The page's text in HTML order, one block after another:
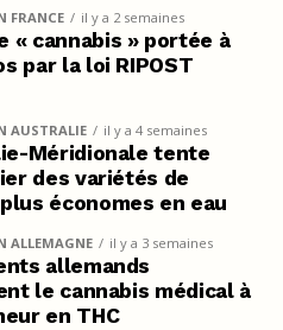
FRANCE il y a 2 semaines
« cannabis » portée à
par la loi RIPOST
AUSTRALIE il y a 4 semaines
Méridionale tente
des variétés de
économes en eau
ALLEMAGNE il y a 3 semaines
allemands
le cannabis médical à
en THC